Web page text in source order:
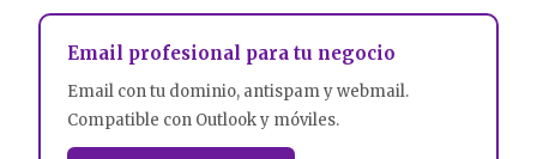
Email profesional para tu negocio
Email con tu dominio, antispam y webmail.
Compatible con Outlook y móviles.